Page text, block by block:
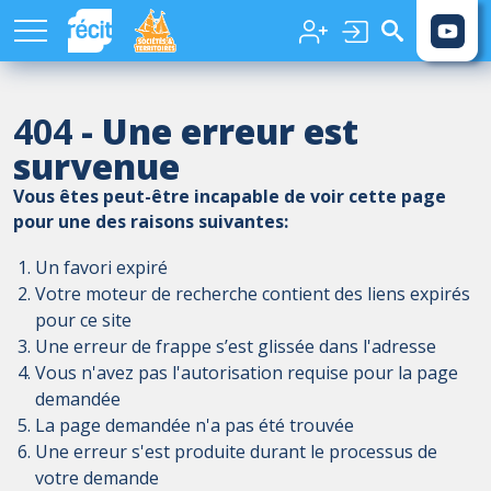
Aller au contenu principal
404 - Une erreur est
survenue
Vous êtes peut-être incapable de voir cette page
pour une des raisons suivantes:
Un favori expiré
Votre moteur de recherche contient des liens expirés
pour ce site
Une erreur de frappe s’est glissée dans l'adresse
Vous n'avez pas l'autorisation requise pour la page
demandée
La page demandée n'a pas été trouvée
Une erreur s'est produite durant le processus de
votre demande